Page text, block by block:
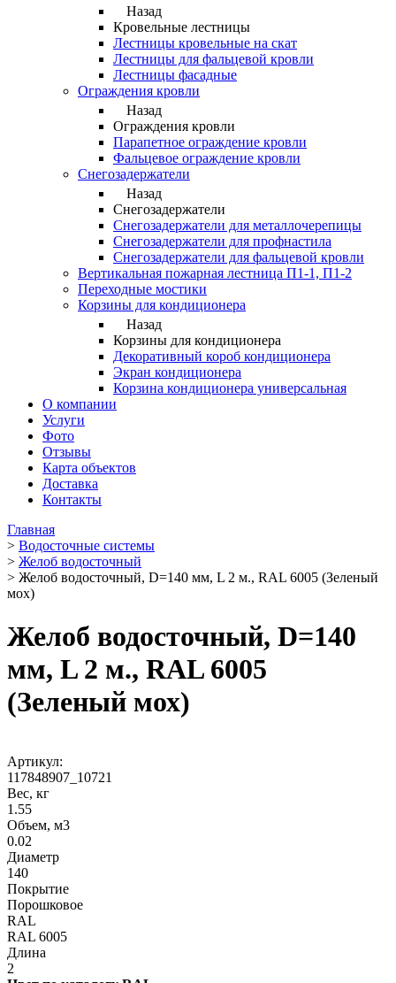
Назад
Кровельные лестницы
Лестницы кровельные на скат
Лестницы для фальцевой кровли
Лестницы фасадные
Ограждения кровли
Назад
Ограждения кровли
Парапетное ограждение кровли
Фальцевое ограждение кровли
Снегозадержатели
Назад
Снегозадержатели
Снегозадержатели для металлочерепицы
Снегозадержатели для профнастила
Снегозадержатели для фальцевой кровли
Вертикальная пожарная лестница П1-1, П1-2
Переходные мостики
Корзины для кондиционера
Назад
Корзины для кондиционера
Декоративный короб кондиционера
Экран кондиционера
Корзина кондиционера универсальная
О компании
Услуги
Фото
Отзывы
Карта объектов
Доставка
Контакты
Главная
> Водосточные системы
> Желоб водосточный
> Желоб водосточный, D=140 мм, L 2 м., RAL 6005 (Зеленый
мох)
Желоб водосточный, D=140
мм, L 2 м., RAL 6005
(Зеленый мох)
Артикул:
117848907_10721
Вес, кг
1.55
Объем, м3
0.02
Диаметр
140
Покрытие
Порошковое
RAL
RAL 6005
Длина
2